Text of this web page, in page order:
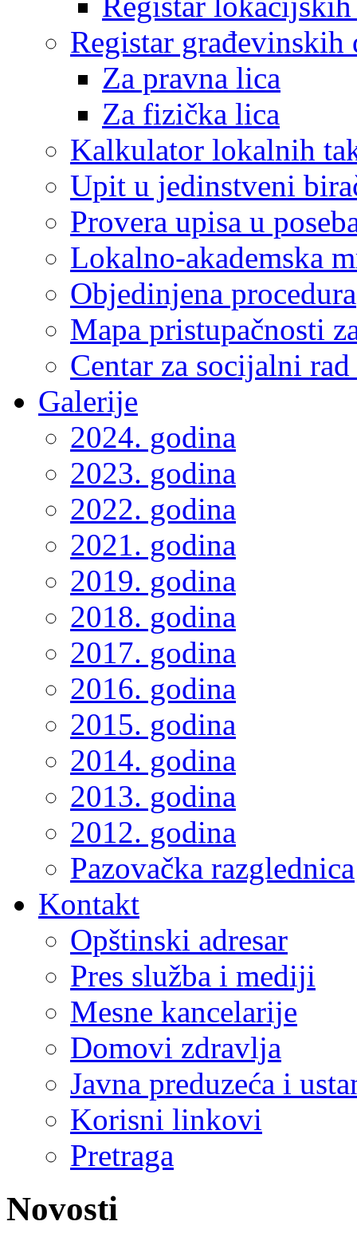
Registar građevinskih
Za pravna lica
Za fizička lica
Kalkulator lokalnih
Upit u jedinstveni
Provera upisa u
Lokalno-akademska
Objedinjena procedura
Mapa pristupačnosti
Centar za socijalni
Galerije
2024. godina
2023. godina
2022. godina
2021. godina
2019. godina
2018. godina
2017. godina
2016. godina
2015. godina
2014. godina
2013. godina
2012. godina
Pazovačka razglednica
Kontakt
Opštinski adresar
Pres služba i mediji
Mesne kancelarije
Domovi zdravlja
Javna preduzeća i
Korisni linkovi
Pretraga
Novosti